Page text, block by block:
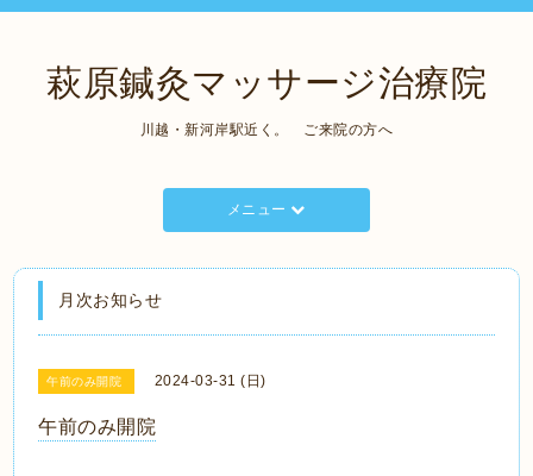
萩原鍼灸マッサージ治療院
川越・新河岸駅近く。 ご来院の方へ
メニュー
月次お知らせ
午前のみ開院 2024-03-31 (日)
午前のみ開院